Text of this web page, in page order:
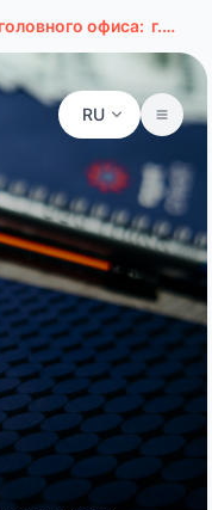
офиса: г.Ташкент, ул. Буюк Ипак Йули, д. 127а
RU